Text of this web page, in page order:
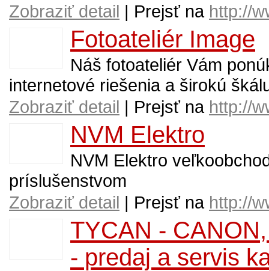
Zobraziť detail | Prejsť na http://
Fotoateliér Image
Náš fotoateliér Vám
internetové riešenia a širokú
Zobraziť detail | Prejsť na http://
NVM Elektro
NVM Elektro
príslušenstvom
Zobraziť detail | Prejsť na http://
TYCAN -
- predaj a servis